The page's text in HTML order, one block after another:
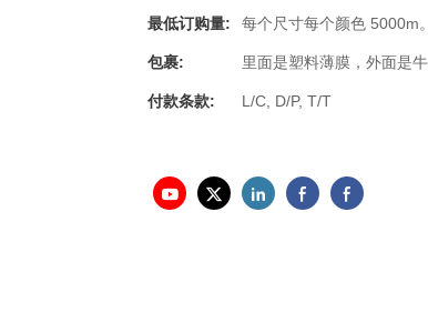
最低订购量: 每个尺寸每个颜色 5000m
包裹: 里面是塑料薄膜，外面是
付款条款: L/C, D/P, T/T